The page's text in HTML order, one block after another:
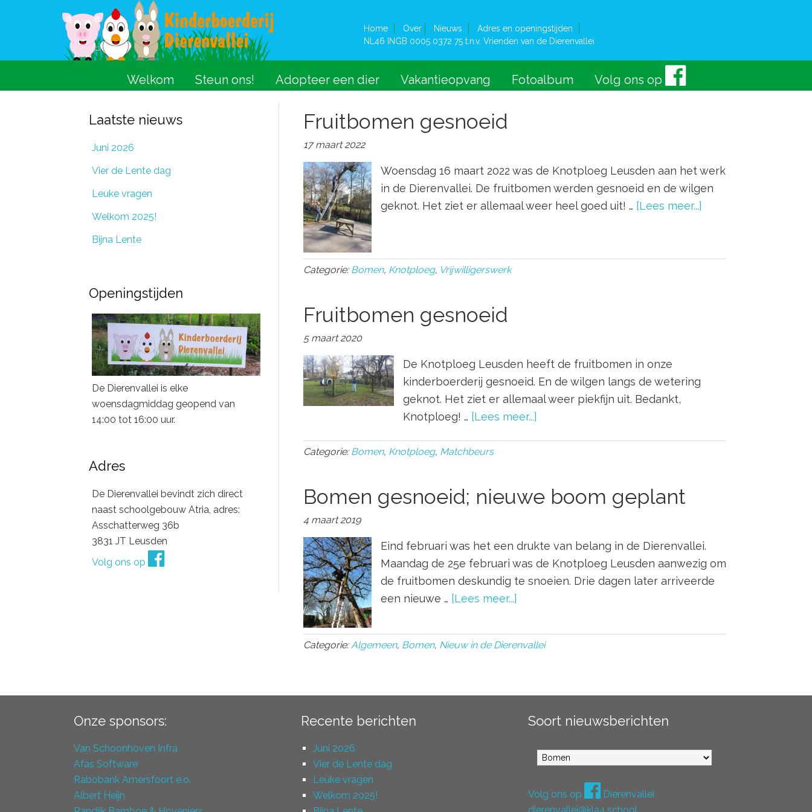
Home Over Nieuws
Adres en openingstijden
NL46 INGB 0005 0372 75 t.n.v. Vrienden van de Dierenvallei
Welkom Steun ons! Adopteer een dier Vakantieopvang Fotoalbum Volg ons op
Fruitbomen gesnoeid
17 maart 2022
Woensdag 16 maart 2022 was de Knotploeg Leusden aan het werk
in de Dierenvallei. De fruitbomen werden gesnoeid en de wilgen
geknot. Het ziet er allemaal weer heel goed uit! … [Lees meer...]
Categorie: Bomen, Knotploeg, Vrijwilligerswerk
Fruitbomen gesnoeid
5 maart 2020
De Knotploeg Leusden heeft de fruitbomen in onze
kinderboerderij gesnoeid. En de wilgen langs de wetering
geknot. Het ziet er allemaal weer piekfijn uit. Bedankt,
Knotploeg! … [Lees meer...]
Categorie: Bomen, Knotploeg, Matchbeurs
Bomen gesnoeid; nieuwe boom geplant
4 maart 2019
Eind februari was het een drukte van belang in de Dierenvallei.
Maandag de 25e februari was de Knotploeg Leusden aanwezig om
de fruitbomen deskundig te snoeien. Drie dagen later arriveerde
een nieuwe … [Lees meer...]
Categorie:Algemeen, Bomen, Nieuw in de Dierenvallei
Laatste nieuws
Juni 2026
Vier de Lente dag
Leuke vragen
Welkom 2025!
Bijna Lente
Openingstijden
De Dierenvallei is elke
woensdagmiddag geopend van
14:00 tot 16:00 uur.
Adres
De Dierenvallei bevindt zich direct
naast schoolgebouw Atria, adres:
Asschatterweg 36b
3831 JT Leusden
Volg ons op
Onze sponsors:
Van Schoonhoven Infra
Afas Software
Rabobank Amersfoort e.o.
Albert Heijn
Recente berichten
Juni 2026
Vier de Lente dag
Leuke vragen
Welkom 2025!
Soort nieuwsberichten
Soort
nieuwsberichten
Volg ons op
Dierenvallei